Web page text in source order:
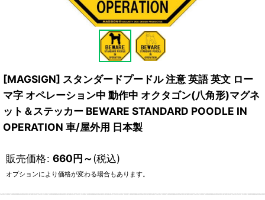
[MAGSIGN] スタンダードプードル 注意 英語 英文 ロー
マ字 オペレーション中 動作中 オクタゴン(八角形)マグネ
ット＆ステッカー BEWARE STANDARD POODLE IN
OPERATION 車/屋外用 日本製
販売価格: 660円～(税込)
オプションにより価格が変わる場合もあります。